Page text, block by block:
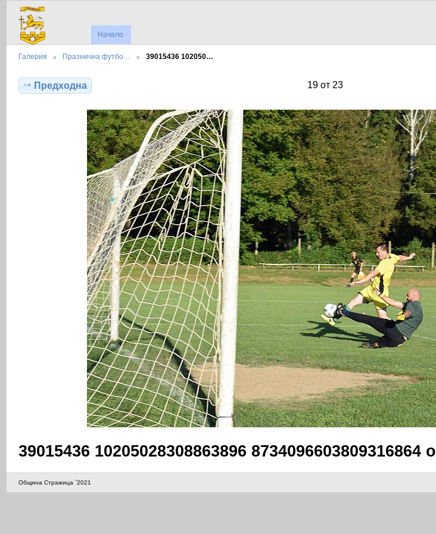
Начало
Галерия Празнична футбо… 39015436 102050…
Предходна 19 от 23
39015436 10205028308863896 8734096603809316864 o
Община Стражица `2021